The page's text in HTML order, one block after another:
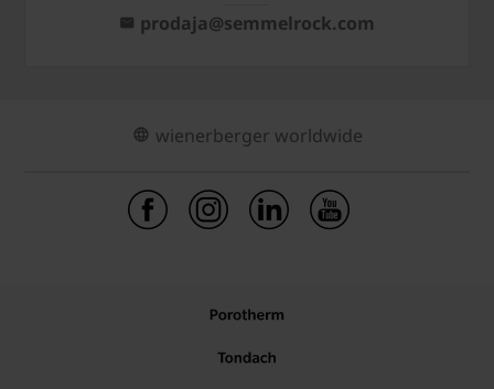
prodaja@semmelrock.com
wienerberger worldwide